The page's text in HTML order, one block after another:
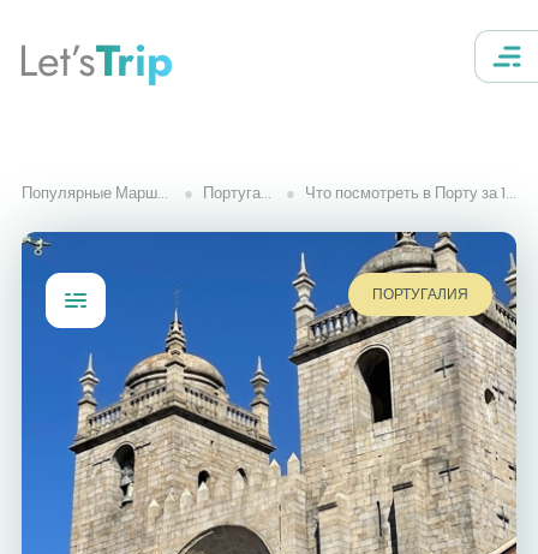
Let’sTrip
Популярные Маршруты Португалия Что посмотреть в Порту за 1 день
ПОРТУГАЛИЯ